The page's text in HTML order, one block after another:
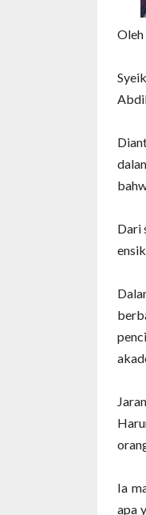
Oleh
Dari
Ia
apa